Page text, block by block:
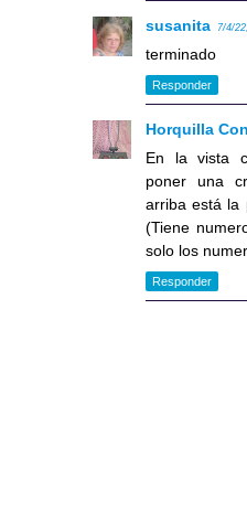
susanita 7/4/
terminado
Responder
Horquilla
En la vista
poner una
arriba está la
(Tiene
solo los
Responder